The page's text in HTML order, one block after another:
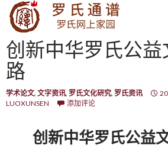
SKIP TO CONTENT
创新中华罗氏公益
路
学术论文, 文字资讯, 罗氏文化研究, 罗氏资讯
LUOXUNSEN
添加评论
创新中华罗氏公益